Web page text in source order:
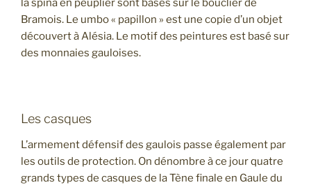
la spina en peuplier sont basés sur le bouclier de
Bramois. Le umbo « papillon » est une copie d’un objet
découvert à Alésia. Le motif des peintures est basé sur
des monnaies gauloises.
Les casques
L’armement défensif des gaulois passe également par
les outils de protection. On dénombre à ce jour quatre
grands types de casques de la Tène finale en Gaule du